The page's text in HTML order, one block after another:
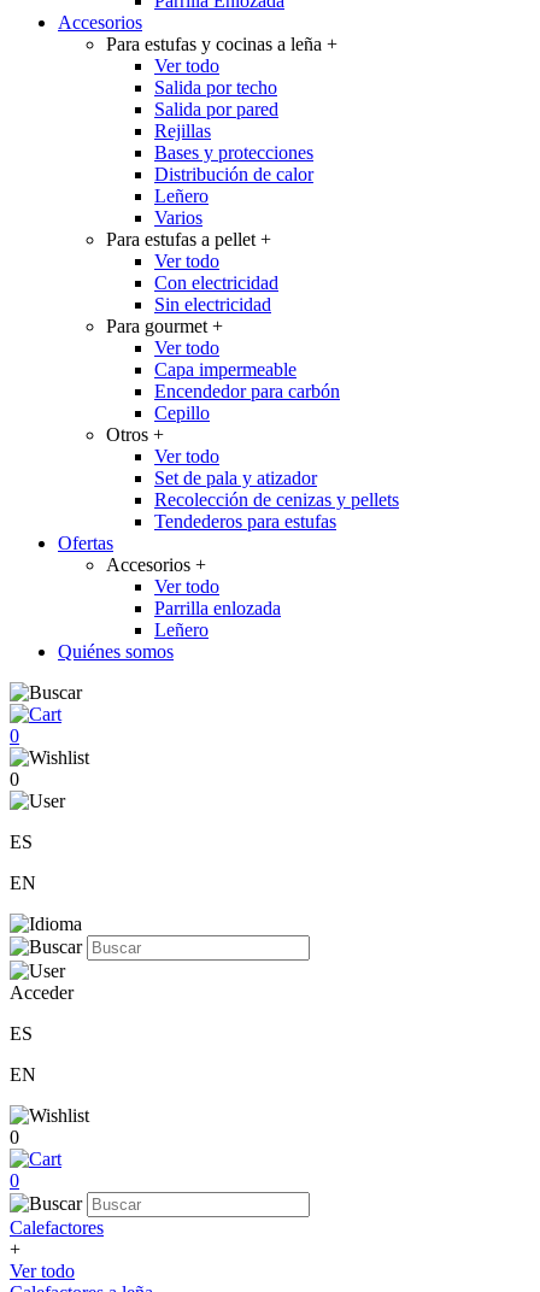
Accesorios
Para estufas y cocinas a leña +
Ver todo
Salida por techo
Salida por pared
Rejillas
Bases y protecciones
Distribución de calor
Leñero
Varios
Para estufas a pellet +
Ver todo
Con electricidad
Sin electricidad
Para gourmet +
Ver todo
Capa impermeable
Encendedor para carbón
Cepillo
Otros +
Ver todo
Set de pala y atizador
Recolección de cenizas y pellets
Tendederos para estufas
Ofertas
Accesorios +
Ver todo
Parrilla enlozada
Leñero
Quiénes somos
0
0
ES
EN
Acceder
ES
EN
0
0
Calefactores
+
Ver todo